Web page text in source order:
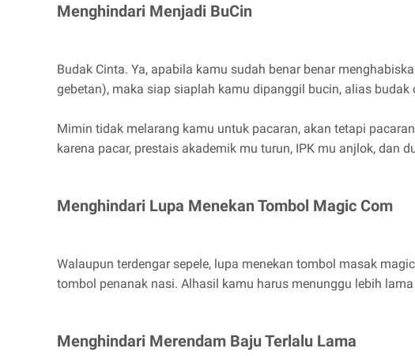
Menghindari Menjadi BuCin
Budak Cinta. Ya, apabila kamu sudah benar benar
gebetan), maka siap siaplah kamu dipanggil bucin, alias budak
Mimin tidak melarang kamu untuk pacaran, akan tetapi
karena pacar, prestais akademik mu turun, IPK mu anjlok, dan
Menghindari Lupa Menekan Tombol Magic Com
Walaupun terdengar sepele, lupa menekan tombol masak
tombol penanak nasi. Alhasil kamu harus menunggu lebih
Menghindari Merendam Baju Terlalu Lama